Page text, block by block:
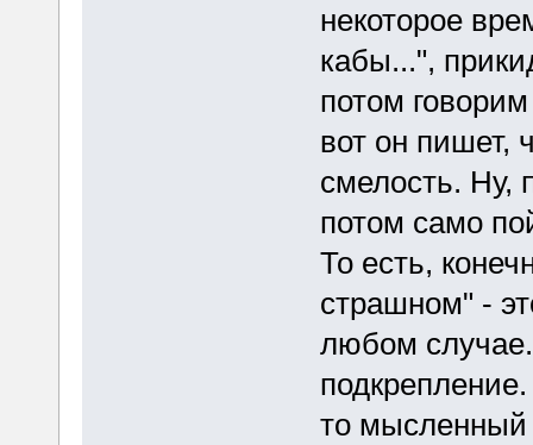
некоторое
кабы...",
потом
вот он пишет,
смелость. Ну,
потом само
То есть,
страшном" -
любом
то мысленный